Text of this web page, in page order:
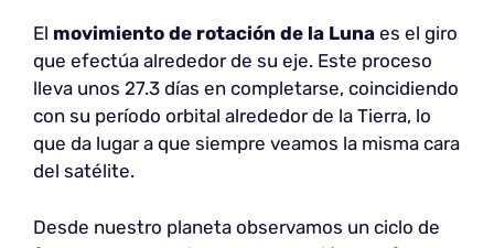
El movimiento de rotación de la Luna es el giro
que efectúa alrededor de su eje. Este proceso
lleva unos 27.3 días en completarse, coincidiendo
con su período orbital alrededor de la Tierra, lo
que da lugar a que siempre veamos la misma cara
del satélite.
Desde nuestro planeta observamos un ciclo de